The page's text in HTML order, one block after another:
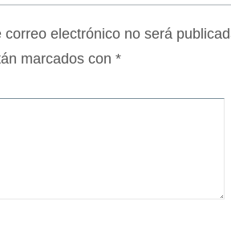
correo electrónico no será
marcados con *